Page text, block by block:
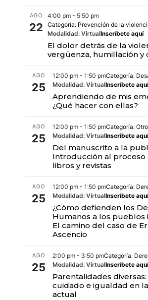
AGO
22
4:00 pm - 5:50 pm
Categoría: Prevención de la
Modalidad: VirtualInscríbete aquí
El dolor detrás de la
vergüenza, humillación y
AGO
25
12:00 pm - 1:50 pmCategoría:
Modalidad: VirtualInscríbete aquí
Aprendiendo de mis
¿Qué hacer con ellas?
AGO
25
12:00 pm - 1:50 pmCategoría: Otro
Modalidad: VirtualInscríbete aquí
Del manuscrito a la
Introducción al proceso
libros y revistas
AGO
25
12:00 pm - 1:50 pmCategoría:
Modalidad: VirtualInscríbete aquí
¿Cómo defienden los
Humanos a los pueblos
El camino del caso de
Ascencio
AGO
25
2:00 pm - 3:50 pmCategoría:
Modalidad: VirtualInscríbete aquí
Parentalidades diversas:
cuidado e igualdad en
actual